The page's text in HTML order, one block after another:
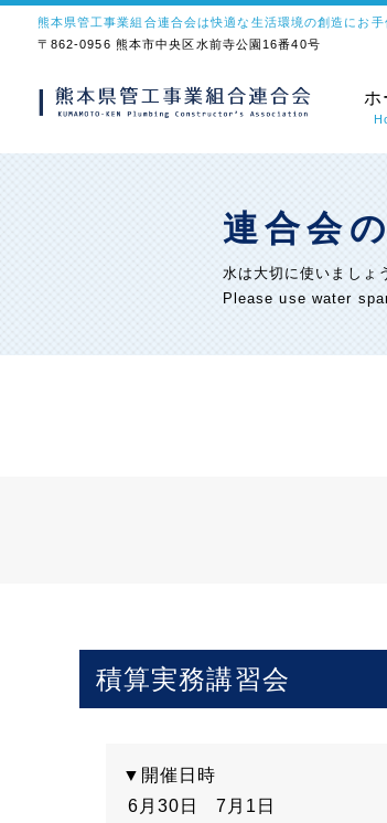
熊本県管工事業組合連合会は快適な生活環境の創造にお
〒862-0956 熊本市中央区水前寺公園16番40号
ホ
連合会
水は大切に使いましょ
Please use water
積算実務講習会
▼開催日時
6月30日
7月1日